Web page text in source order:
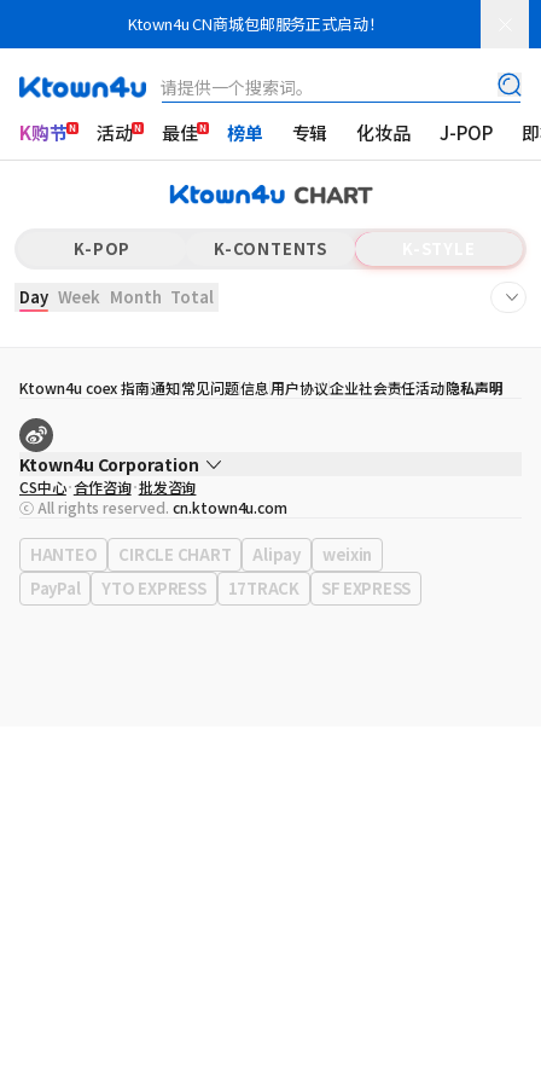
Ktown4u CN商城包邮服务正式启动！
请提供一个搜索词。
K购节 活动 最佳 榜单 专辑 化妆品 J-POP
K-POP K-CONTENTS
Day Week Month Total
Ktown4u coex 指南通知常见问题信息用户协议企业社会责任活动隐私声明
Ktown4u Corporation
代表
宋効珉
营业执照 120-87-71116
公司地址 首尔特别市 江南区 岭东大路 513号 3楼 （三成洞， coex)
CS中心 合作咨询 批发咨询
ⓒ All rights reserved. cn.ktown4u.com
HANTEO CIRCLE CHART Alipay
weixin
PayPal
YTO EXPRESS 17TRACK SF EXPRESS